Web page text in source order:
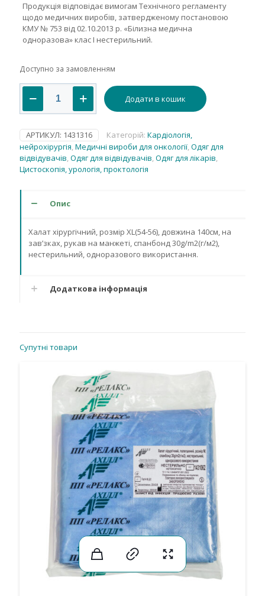
Продукція відповідає вимогам Технічного регламенту
щодо медичних виробів, затвердженому постановою
КМУ № 753 від 02.10.2013 р. «Білизна медична
одноразова» клас І нестерильний.
Доступно за замовленням
Халат
хірургічний,
розмір
56),
нестерильний
кількість
Додати в кошик
АРТИКУЛ: 1431316 Категорій: Кардіологія,
нейрохірургія,Медичні вироби для онкології,Одяг для
відвідувачів,Одяг для відвідувачів,Одяг для лікарів,
Цистоскопія, урологія, проктологія
Опис
Халат хірургічний, розмір ХL(54-56), довжина 140см, на
зав’зках, рукав на манжеті, спанбонд 30g/m2(г/м2),
нестерильний, одноразового використання.
Додаткова інформація
Супутні товари